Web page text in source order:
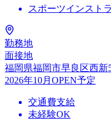
スポーツインスト
勤務地
面接地
福岡県福岡市早良区西新
2026年10月OPEN予定
交通費支給
未経験OK